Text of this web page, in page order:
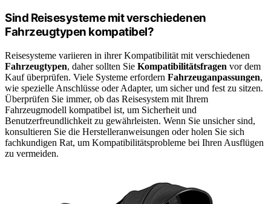
Sind Reisesysteme mit verschiedenen
Fahrzeugtypen kompatibel?
Reisesysteme variieren in ihrer Kompatibilität mit verschiedenen
Fahrzeugtypen, daher sollten Sie Kompatibilitätsfragen vor dem
Kauf überprüfen. Viele Systeme erfordern Fahrzeuganpassungen,
wie spezielle Anschlüsse oder Adapter, um sicher und fest zu sitzen.
Überprüfen Sie immer, ob das Reisesystem mit Ihrem
Fahrzeugmodell kompatibel ist, um Sicherheit und
Benutzerfreundlichkeit zu gewährleisten. Wenn Sie unsicher sind,
konsultieren Sie die Herstelleranweisungen oder holen Sie sich
fachkundigen Rat, um Kompatibilitätsprobleme bei Ihren Ausflügen
zu vermeiden.